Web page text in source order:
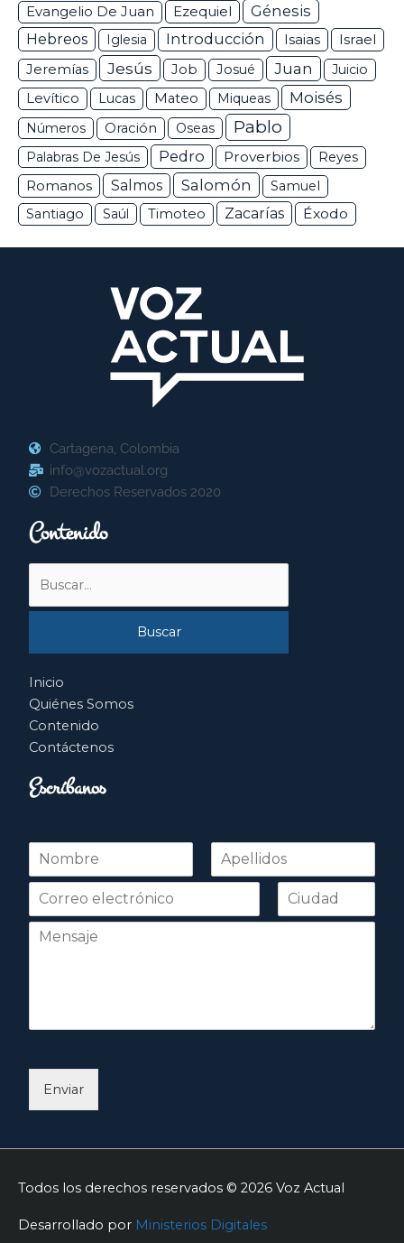
Evangelio De Juan Ezequiel
Génesis
Hebreos
Iglesia Introducción Isaias Israel
Jeremías Jesús Job Josué Juan
Juicio
Levítico
Lucas Mateo Miqueas Moisés
Números Oración Oseas Pablo
Palabras De Jesús Pedro Proverbios Reyes
Romanos Salmos Salomón
Samuel
Santiago
Saúl Timoteo Zacarías Éxodo
Cartagena, Colombia
info@vozactual.org
Derechos Reservados 2020
Contenido
por:
Inicio
Quiénes Somos
Contenido
Contáctenos
Escríbanos
N
m
r
Nombre Apellidos
Enviar
Todos los derechos reservados © 2026 Voz Actual
Desarrollado por Ministerios Digitales